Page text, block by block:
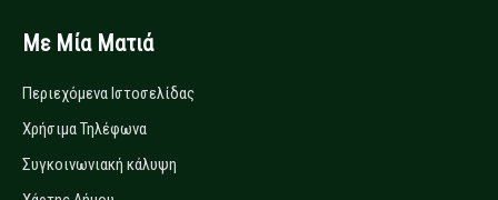
Με Μία Ματιά
Περιεχόμενα Ιστοσελίδας
Χρήσιμα Τηλέφωνα
Συγκοινωνιακή κάλυψη